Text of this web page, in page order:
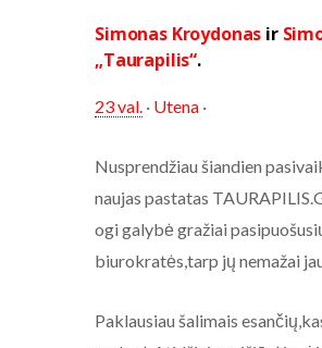
Simonas Kroydonas ir
„Taurapilis“.
23 val. · Utena ·
Nusprendžiau šiandien
naujas pastatas
ogi galybė gražiai
biurokratės,tarp jų nemažai
Paklausiau šalimais